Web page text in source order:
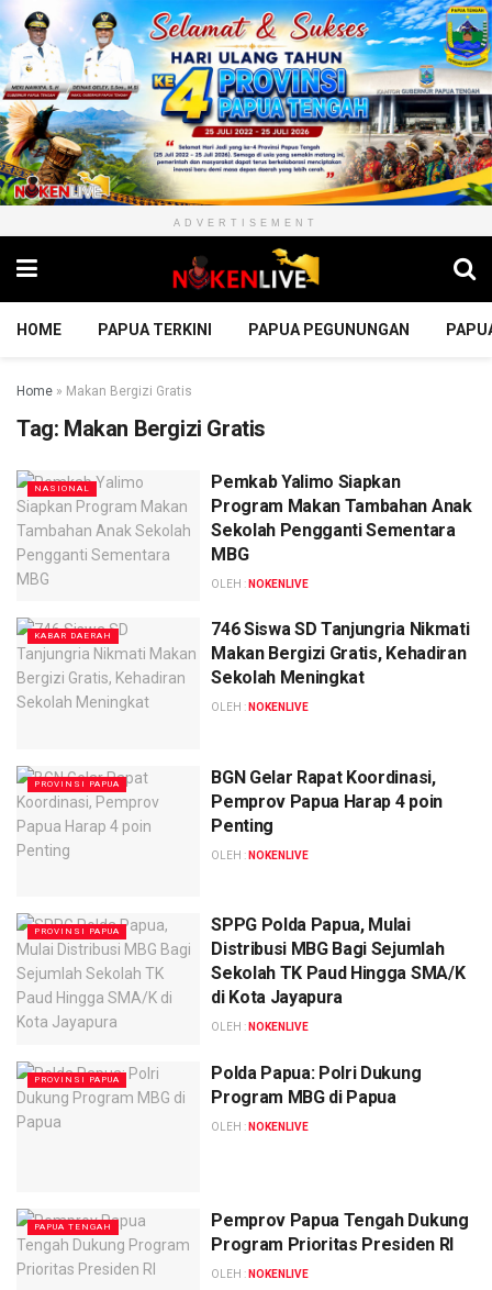
ADVERTISEMENT
HOME PAPUA TERKINI PAPUA PEGUNUNGAN
Home » Makan Bergizi Gratis
Tag: Makan Bergizi Gratis
NASIONAL
Pemkab Yalimo Siapkan
Program Makan Tambahan Anak
Sekolah Pengganti Sementara
MBG
OLEH : NOKENLIVE
KABAR DAERAH
746 Siswa SD Tanjungria Nikmati
Makan Bergizi Gratis, Kehadiran
Sekolah Meningkat
OLEH : NOKENLIVE
PROVINSI PAPUA
‎BGN Gelar Rapat Koordinasi,
Pemprov Papua Harap 4 poin
Penting
OLEH : NOKENLIVE
PROVINSI PAPUA
SPPG Polda Papua, Mulai
Distribusi MBG Bagi Sejumlah
Sekolah TK Paud Hingga SMA/K
di Kota Jayapura
OLEH : NOKENLIVE
PROVINSI PAPUA
Polda Papua: Polri Dukung
Program MBG di Papua
OLEH : NOKENLIVE
PAPUA TENGAH
Pemprov Papua Tengah Dukung
Program Prioritas Presiden RI
OLEH : NOKENLIVE